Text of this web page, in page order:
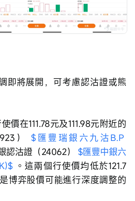
即將展開，可考慮認沽證或熊
價在111.78元及111.98元附近的
） $匯豐瑞銀六九沽B.P
認沽證（24062） $匯豐中銀六
。這兩個行使價均低於121.7
博弈股價可能進行深度調整的